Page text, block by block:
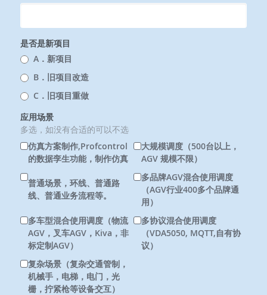
是否是新项目
A．新项目
B．旧项目改造
C．旧项目重做
应用场景
多选，如没有合适的可以不选
仿真方案制作,Profcontrol
的数据孪生功能，制作仿真
大规模调度（500台以上，
AGV 规模不限）
普通场景，环线、普通路
线、普通业务流程等。
多品牌AGV混合使用调度
（AGV行业400多个品牌通
用）
多车型混合使用调度（物流
AGV，叉车AGV，Kiva，非
标定制AGV）
多协议混合使用调度
（VDA5050, MQTT,自有协
议）
复杂场景（复杂交通管制，
机械手，电梯，电门，光
栅，拧紧枪等设备交互）